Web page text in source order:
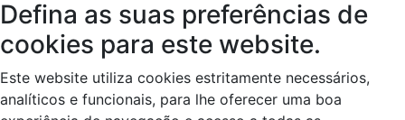
Defina as suas preferências de
cookies para este website.
Este website utiliza cookies estritamente necessários,
analíticos e funcionais, para lhe oferecer uma boa